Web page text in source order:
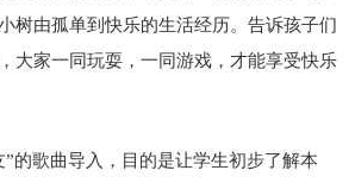
树由孤单到快乐的生活经历。告诉孩子们
大家一同玩耍，一同游戏，才能享受快乐
”的歌曲导入，目的是让学生初步了解本